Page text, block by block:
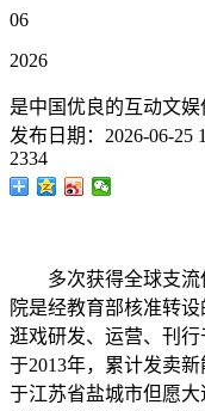
06
2026
是中国优良的互动文娱
发布日期： 2026-06-25
2334
多次获得全球支流
院是经教育部核准转
逛戏研发、运营、刊行
于2013年，累计发卖
于江苏省盐城市但愿大